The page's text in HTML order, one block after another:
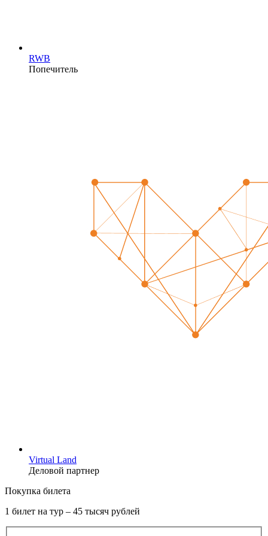
RWB
Попечитель
Virtual Land
Деловой партнер
Покупка билета
1 билет на тур – 45 тысяч рублей